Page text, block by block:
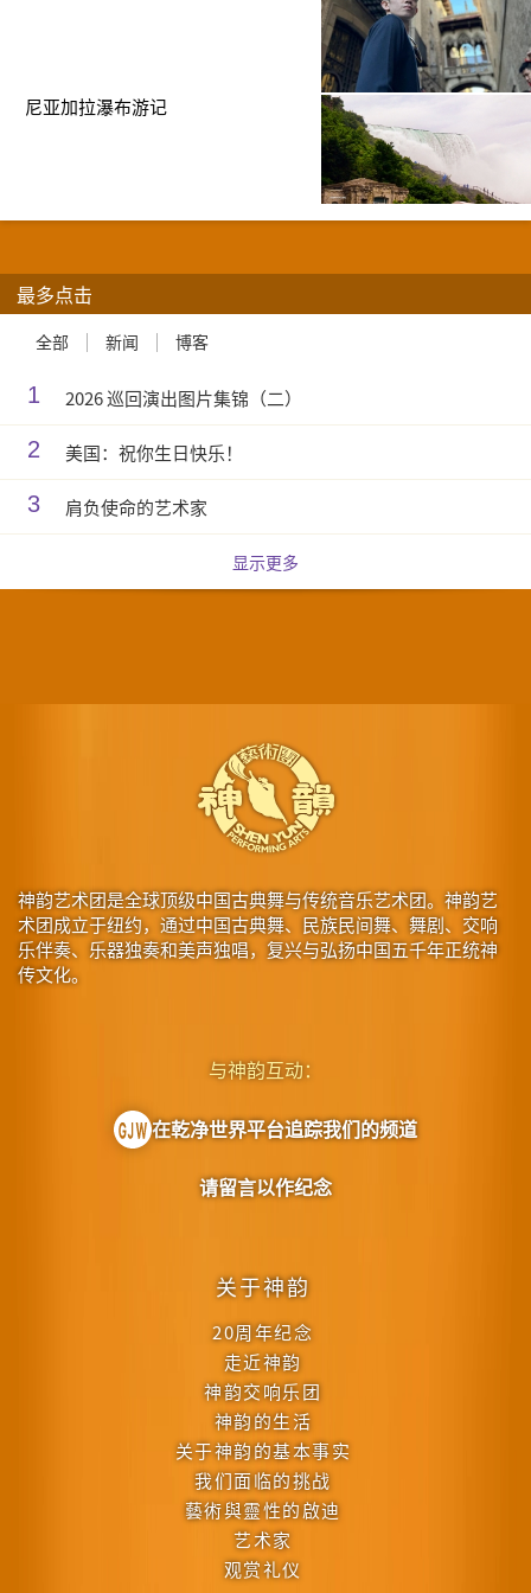
尼亚加拉瀑布游记
最多点击
全部 新闻 博客
1 2026 巡回演出图片集锦（二）
2 美国：祝你生日快乐！
3 肩负使命的艺术家
显示更多
神韵艺术团是全球顶级中国古典舞与传统音乐艺术团。神韵艺
术团成立于纽约，通过中国古典舞、民族民间舞、舞剧、交响
乐伴奏、乐器独奏和美声独唱，复兴与弘扬中国五千年正统神
传文化。
关于神韵
20周年纪念
走近神韵
神韵交响乐团
神韵的生活
关于神韵的基本事实
我们面临的挑战
藝術與靈性的啟迪
艺术家
观赏礼仪
与神韵互动：
在乾净世界平台追踪我们的频道
请留言以作纪念